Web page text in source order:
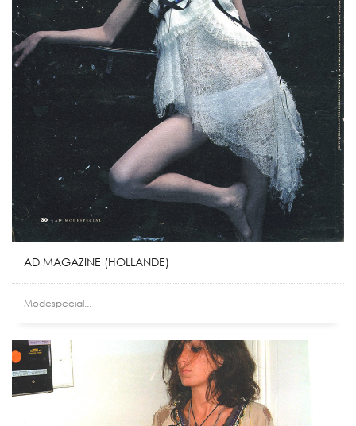
AD MAGAZINE (HOLLANDE)
Modespecial...